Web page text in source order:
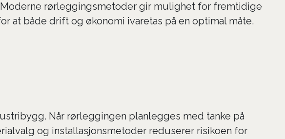
rørleggingsmetoder gir mulighet for fremtidige
at både drift og økonomi ivaretas på en optimal måte.
Når rørleggingen planlegges med tanke på
og installasjonsmetoder reduserer risikoen for